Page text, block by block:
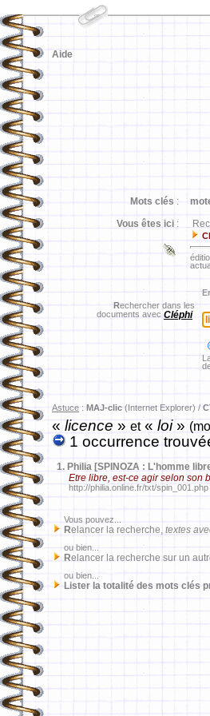
Aide
Mots clés :
Vous êtes ici :
Rechercher dans les
documents avec Cléphi
Astuce : MAJ-clic (Internet Explorer) /
«licence» et« loi»
1 occurrence
1. Philia [SPINOZA : L'homme
Etre libre, est-ce agir selon son
http://philia.online.fr/txt/spin_001.php
Vous pouvez...
Relancer la recherche, textes
ou bien...
Relancer la recherche sur un
ou bien...
Lister la totalité des mots clés